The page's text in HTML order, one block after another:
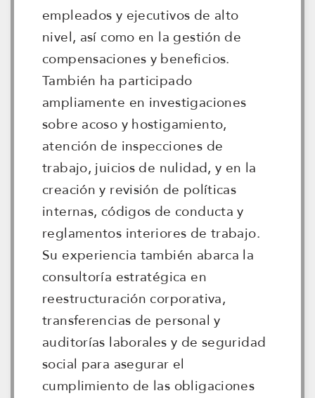
empleados y ejecutivos de alto
nivel, así como en la gestión de
compensaciones y beneficios.
También ha participado
ampliamente en investigaciones
sobre acoso y hostigamiento,
atención de inspecciones de
trabajo, juicios de nulidad, y en la
creación y revisión de políticas
internas, códigos de conducta y
reglamentos interiores de trabajo.
Su experiencia también abarca la
consultoría estratégica en
reestructuración corporativa,
transferencias de personal y
auditorías laborales y de seguridad
social para asegurar el
cumplimiento de las obligaciones